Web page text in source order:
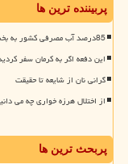
پربیننده ترین ها
85درصد آب مصرفی کشور به بخش کشاورزی اختصاص دارد، آن هم با قیمت خیلی پایین
این دفعه اگر به کرمان سفر
گرانی نان از شایعه تا حقیقت
از اختلال هرزه خواری چه می
پربحث ترین ها